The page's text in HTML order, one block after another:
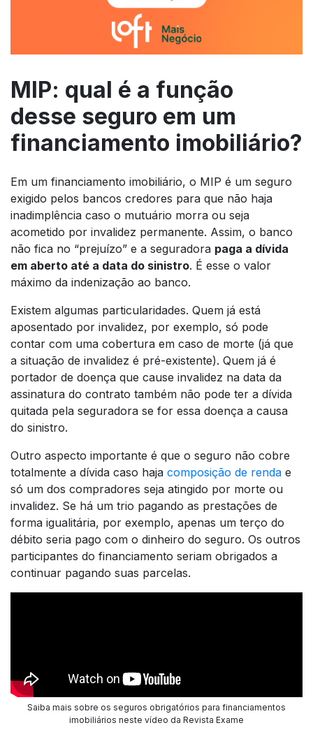
MIP: qual é a função
desse seguro em um
financiamento imobiliário?
Em um financiamento imobiliário, o MIP é um seguro
exigido pelos bancos credores para que não haja
inadimplência caso o mutuário morra ou seja
acometido por invalidez permanente. Assim, o banco
não fica no “prejuízo” e a seguradora paga a dívida
em aberto até a data do sinistro. É esse o valor
máximo da indenização ao banco.
Existem algumas particularidades. Quem já está
aposentado por invalidez, por exemplo, só pode
contar com uma cobertura em caso de morte (já que
a situação de invalidez é pré-existente). Quem já é
portador de doença que cause invalidez na data da
assinatura do contrato também não pode ter a dívida
quitada pela seguradora se for essa doença a causa
do sinistro.
Outro aspecto importante é que o seguro não cobre
totalmente a dívida caso haja composição de renda e
só um dos compradores seja atingido por morte ou
invalidez. Se há um trio pagando as prestações de
forma igualitária, por exemplo, apenas um terço do
débito seria pago com o dinheiro do seguro. Os outros
participantes do financiamento seriam obrigados a
continuar pagando suas parcelas.
Saiba mais sobre os seguros obrigatórios para financiamentos
imobiliários neste vídeo da Revista Exame